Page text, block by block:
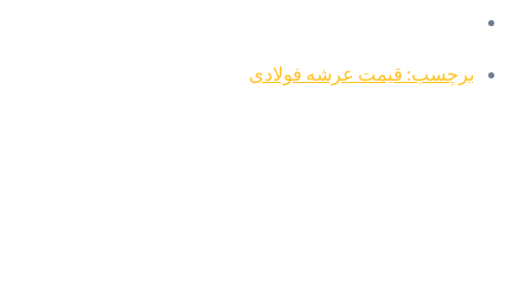
برچسب: قیمت عرشه فولادی